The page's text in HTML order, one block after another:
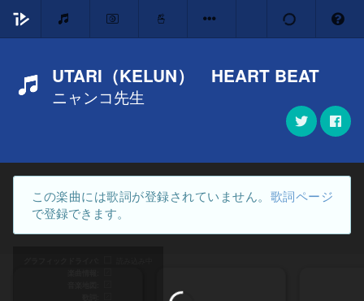
UTARI（KELUN） HEART BEAT
ニャンコ先生
この楽曲には歌詞が登録されていません。 歌詞ページ
で登録できます。